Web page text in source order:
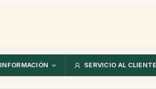
INFORMACIÓN SERVICIO AL